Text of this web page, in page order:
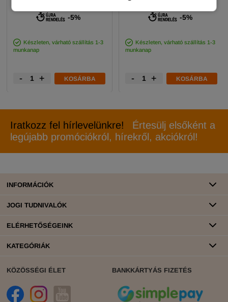
-5%
Készleten, várható szállítás 1-3
munkanap
- + KOSÁRBA
-5%
Készleten, várható szállítás 1-3
munkanap
- + KOSÁRBA
Iratkozz fel hírlevelünkre!
Értesülj elsőként a
legújabb promóciókról, hírekről, akciókról!
INFORMÁCIÓK
JOGI TUDNIVALÓK
ELÉRHETŐSÉGEINK
KATEGÓRIÁK
KÖZÖSSÉGI ÉLET BANKKÁRTYÁS FIZETÉS